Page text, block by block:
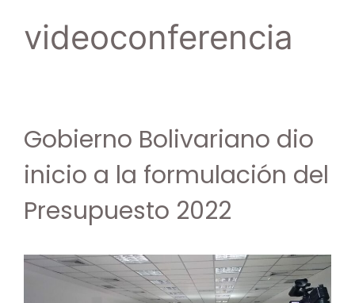
videoconferencia
Gobierno Bolivariano dio
inicio a la formulación del
Presupuesto 2022